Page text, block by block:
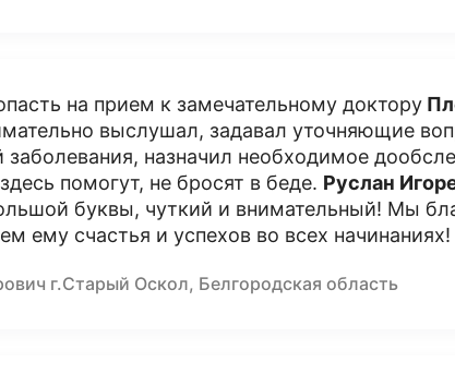
на прием к замечательному доктору
выслушал, задавал уточняющие
заболевания, назначил необходимое
помогут, не бросят в беде. Руслан
буквы, чуткий и внимательный! Мы
ему счастья и успехов во всех начинаниях!
г.Старый Оскол, Белгородская область